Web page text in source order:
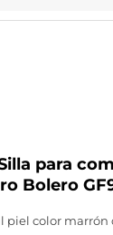
para
Bolero
color marrón